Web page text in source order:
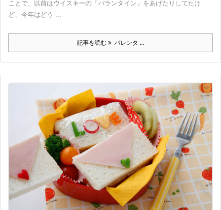
ことで、以前はウイスキーの「バランタイン」をあげたりしてたけ
ど、今年はどう ...
記事を読む バレンタ ...